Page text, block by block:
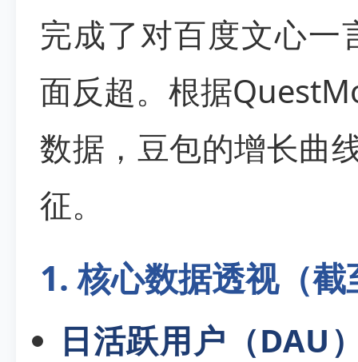
完成了对百度文心
面反超。根据
数据，豆包的增长曲
征。
1. 核心数据透视（
日活跃用户（DAU